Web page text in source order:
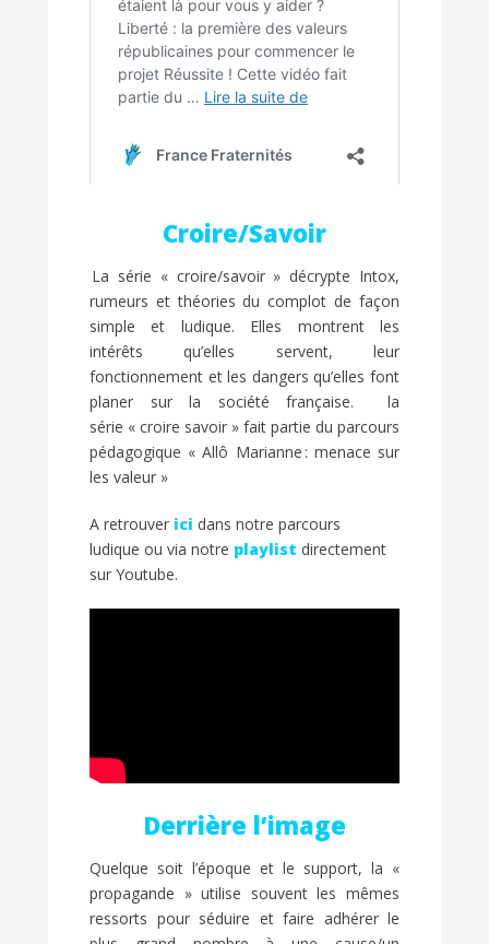
Croire/Savoir
La série « croire/savoir » décrypte Intox,
rumeurs et théories du complot de façon
simple et ludique. Elles montrent les
intérêts qu’elles servent, leur
fonctionnement et les dangers qu’elles font
planer sur la société française. la
série « croire savoir » fait partie du parcours
pédagogique « Allô Marianne : menace sur
les valeur »
A retrouver ici dans notre parcours
ludique ou via notre playlist directement
sur Youtube.
Derrière l’image
Quelque soit l’époque et le support, la «
propagande » utilise souvent les mêmes
ressorts pour séduire et faire adhérer le